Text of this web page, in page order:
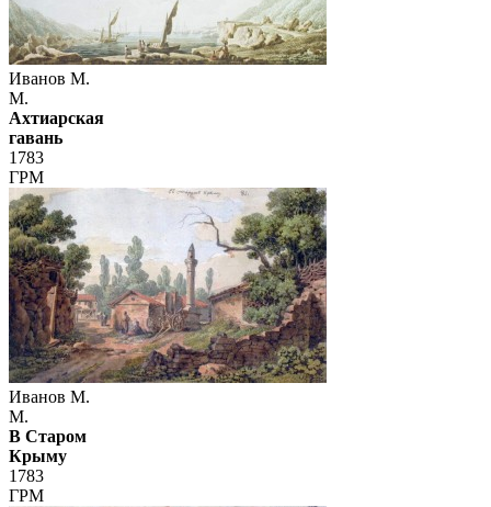
Иванов М.
М.
Ахтиарская
гавань
1783
ГРМ
Иванов М.
М.
В Старом
Крыму
1783
ГРМ